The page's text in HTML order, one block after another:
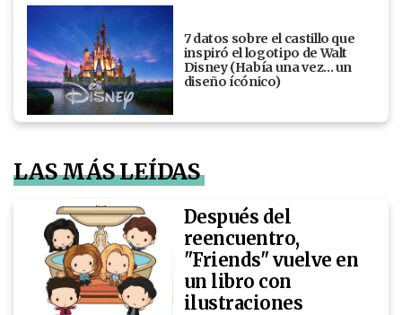
7 datos sobre el castillo que
inspiró el logotipo de Walt
Disney (Había una vez... un
diseño ícónico)
LAS MÁS LEÍDAS
Después del
reencuentro,
"Friends" vuelve en
un libro con
ilustraciones